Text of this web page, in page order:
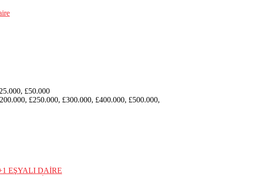
£50.000
£250.000, £300.000, £400.000, £500.000,